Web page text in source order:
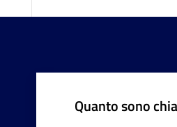
Quanto sono